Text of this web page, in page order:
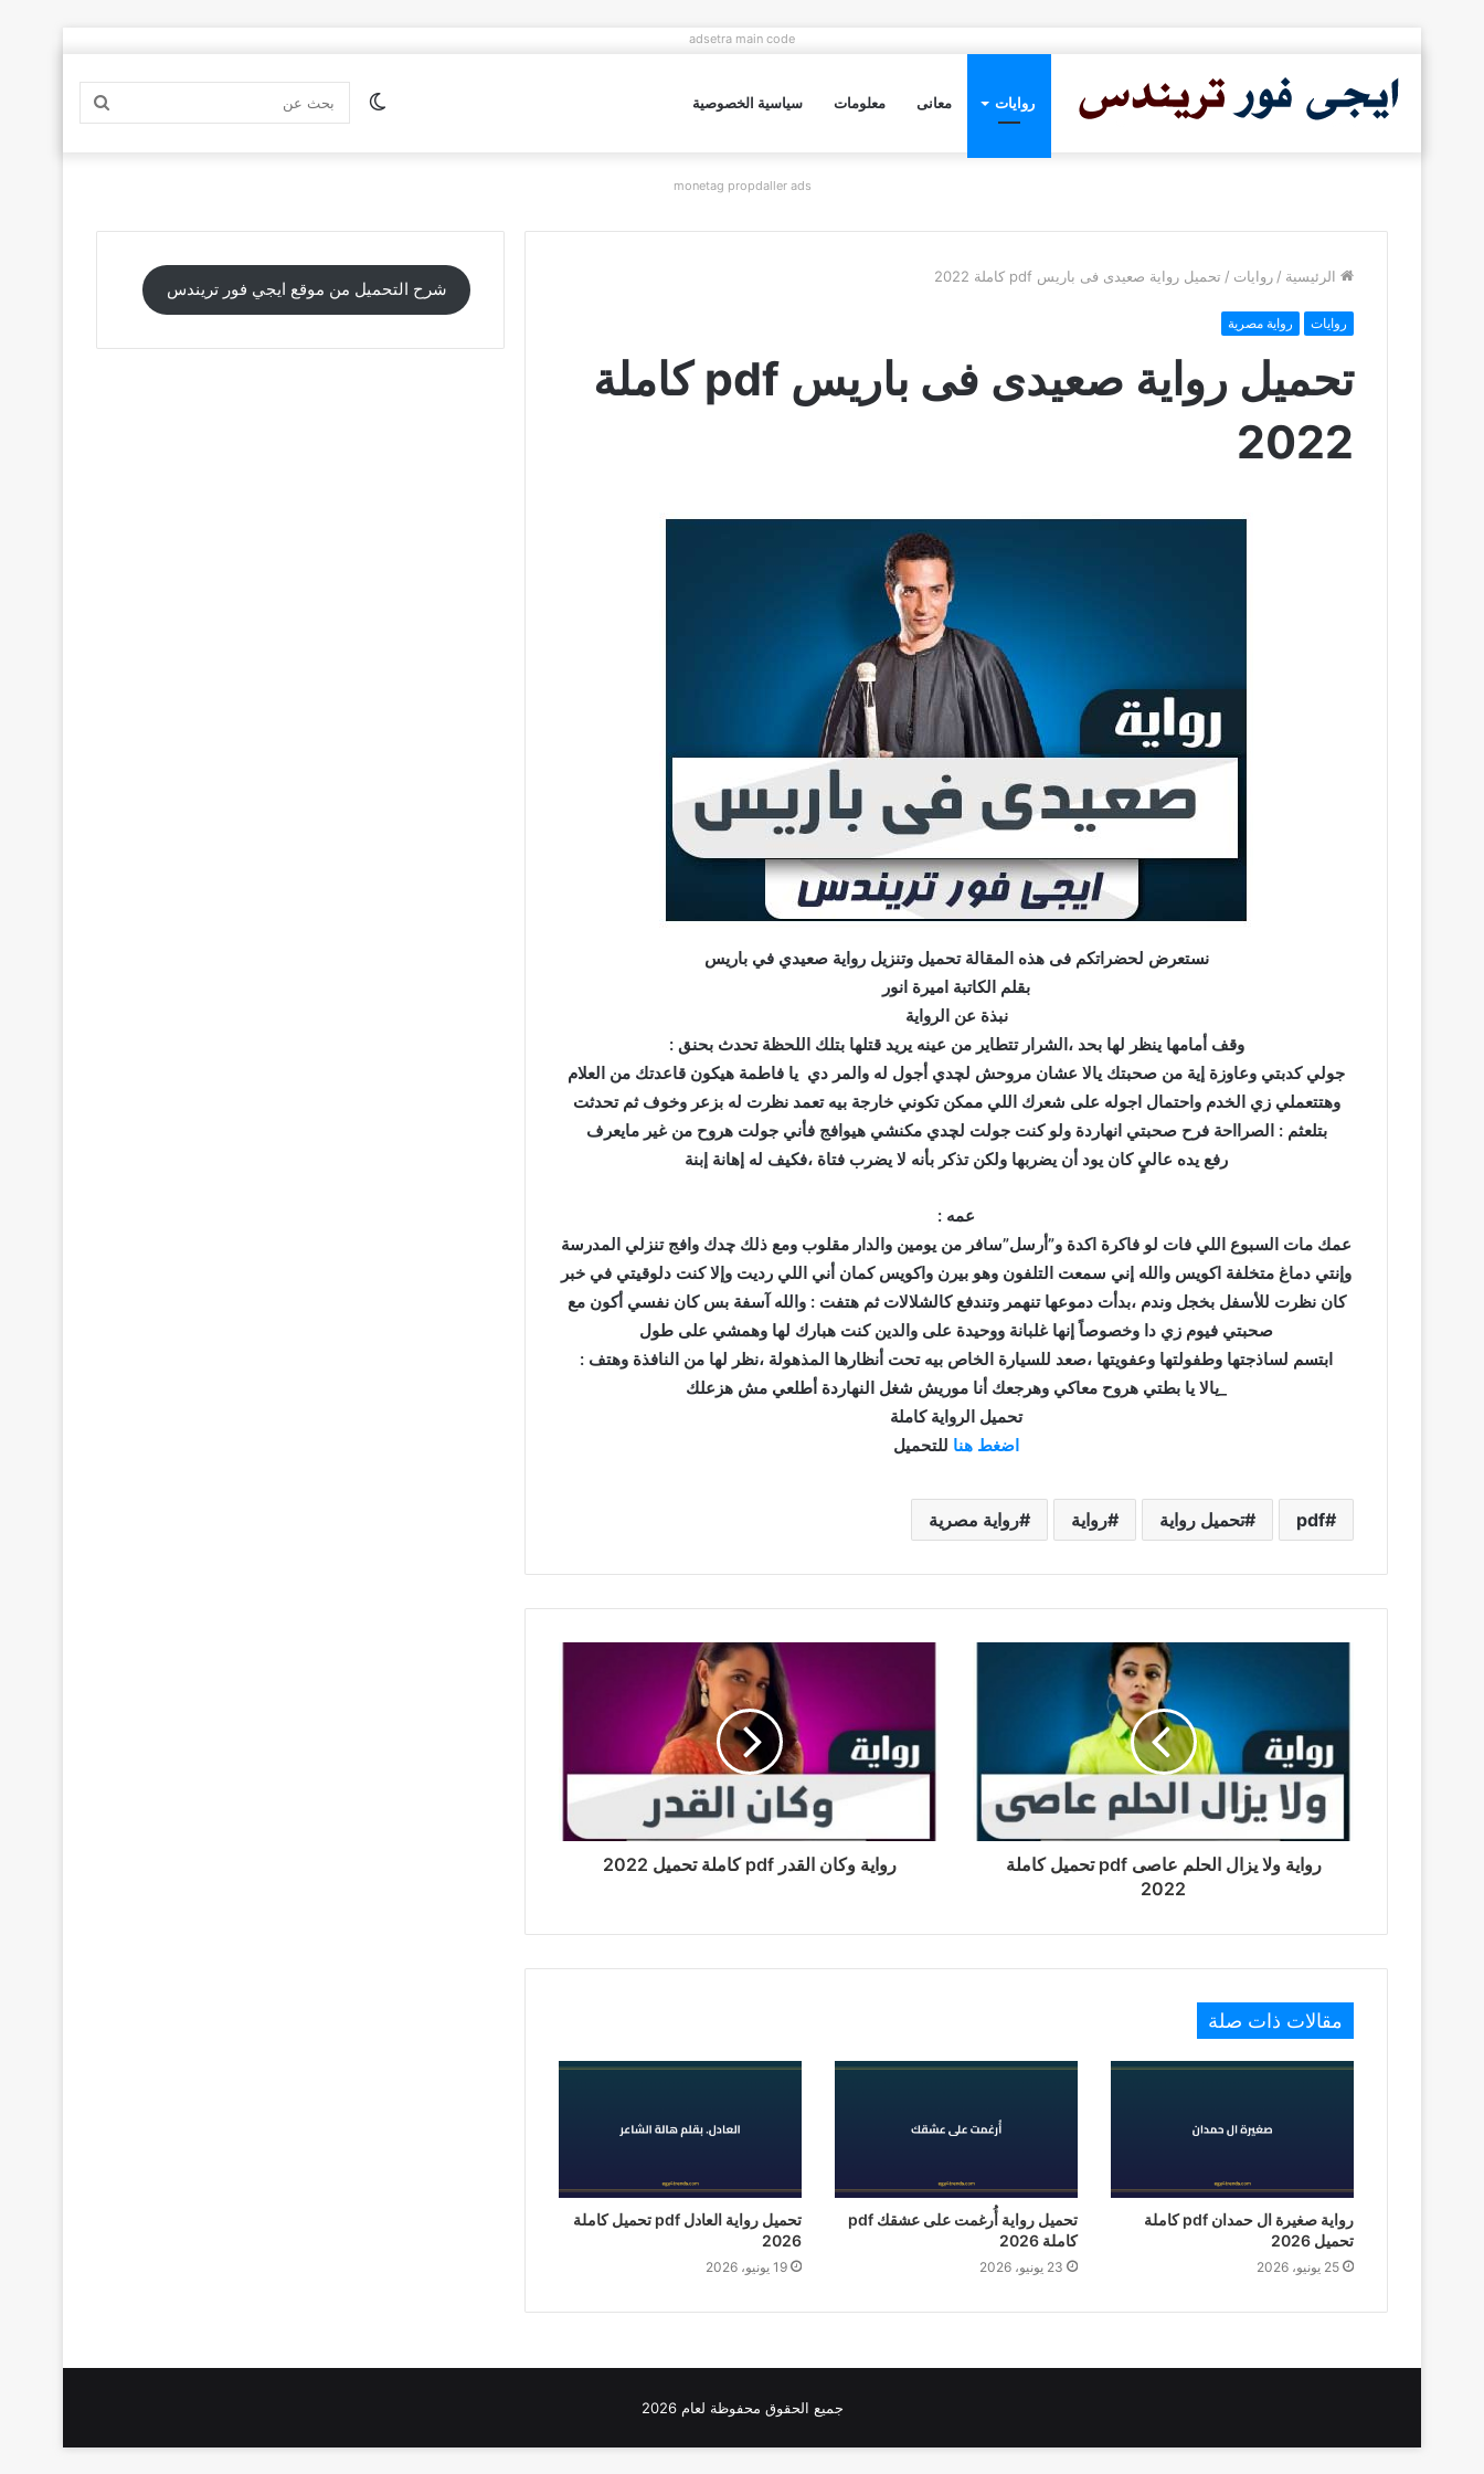
adsetra main code
روايات معانى معلومات سياسية الخصوصية بحث الوضع
monetag propdaller ads
الرئيسية / روايات / تحميل رواية صعيدى فى باريس pdf كاملة 2022
روايات رواية مصرية
تحميل رواية صعيدى فى باريس pdf كاملة
2022
نستعرض لحضراتكم فى هذه المقالة تحميل وتنزيل رواية صعيدي في باريس
بقلم الكاتبة اميرة انور
نبذة عن الرواية
وقف أمامها ينظر لها بحد ،الشرار تتطاير من عينه يريد قتلها بتلك اللحظة تحدث بحنق :
جولي كدبتي وعاوزة إية من صحبتك يالا عشان مروحش لچدي أجول له والمر دي يا فاطمة هيكون قاعدتك من العلام
وهتتعملي زي الخدم واحتمال اجوله على شعرك اللي ممكن تكوني خارجة بيه تعمد نظرت له بزعر وخوف ثم تحدثت
بتلعثم : الصرااحة فرح صحبتي انهاردة ولو كنت جولت لچدي مكنشي هيوافج فأني جولت هروح من غير مايعرف
رفع يده عاليٍ كان يود أن يضربها ولكن تذكر بأنه لا يضرب فتاة ،فكيف له إهانة إبنة
عمه :
عمك مات السبوع اللي فات لو فاكرة اكدة و”أرسل”سافر من يومين والدار مقلوب ومع ذلك چدك وافج تنزلي المدرسة
وإنتي دماغ متخلفة اكويس والله إني سمعت التلفون وهو بيرن واكويس كمان أني اللي رديت وإلا كنت دلوقيتي في خبر
كان نظرت للأسفل بخجل وندم ،بدأت دموعها تنهمر وتندفع كالشلالات ثم هتفت : والله آسفة بس كان نفسي أكون مع
صحبتي فيوم زي دا وخصوصاً إنها غلبانة ووحيدة على والدين كنت هبارك لها وهمشي على طول
ابتسم لساذجتها وطفولتها وعفويتها ،صعد للسيارة الخاص بيه تحت أنظارها المذهولة ،نظر لها من النافذة وهتف :
_يالا يا بطتي هروح معاكي وهرجعك أنا موريش شغل النهاردة أطلعي مش هزعلك
تحميل الرواية كاملة
اضغط هنا للتحميل
pdf تحميل رواية رواية رواية مصرية
رواية ولا يزال الحلم عاصى pdf تحميل كاملة
2022
رواية وكان القدر pdf كاملة تحميل 2022
مقالات ذات صلة
رواية صغيرة ال حمدان pdf كاملة
تحميل 2026
25 يونيو، 2026
تحميل رواية أُرغمت على عشقك pdf
كاملة 2026
23 يونيو، 2026
تحميل رواية العادل pdf تحميل كاملة
2026
19 يونيو، 2026
شرح التحميل من موقع ايجي فور تريندس
جميع الحقوق محفوظة لعام 2026